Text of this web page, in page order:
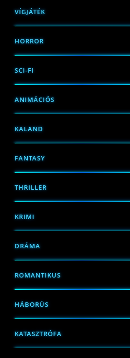
VÍGJÁTÉK
HORROR
SCI-FI
ANIMÁCIÓS
KALAND
FANTASY
THRILLER
KRIMI
DRÁMA
ROMANTIKUS
HÁBORÚS
KATASZTRÓFA